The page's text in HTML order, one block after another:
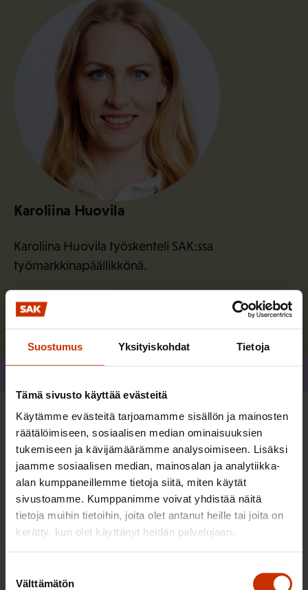
Suostumus Yksityiskohdat Tietoja
Tämä sivusto käyttää evästeitä
Käytämme evästeitä tarjoamamme sisällön ja mainosten
räätälöimiseen, sosiaalisen median ominaisuuksien
tukemiseen ja kävijämäärämme analysoimiseen. Lisäksi
jaamme sosiaalisen median, mainosalan ja analytiikka-
alan kumppaneillemme tietoja siitä, miten käytät
sivustoamme. Kumppanimme voivat yhdistää näitä
tietoja muihin tietoihin, joita olet antanut heille tai joita on
kerätty, kun olet käyttänyt heidän palvelujaan.
valinta
Välttämätön
Karoliina Huovila
Karoliina Huovila työskenteli SAK:ssa
työmarkkinapäällikkönä.
Lue lisää kirjoittajasta
Lisää kirjoittajalta
AY-LIIKE SUOMESSA JA MAAILMALLA